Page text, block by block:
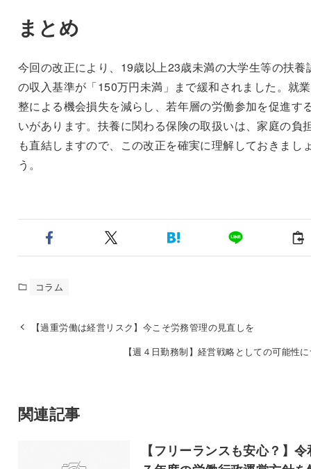
まとめ
今回の改正により、19歳以上23歳未満の大学生等の扶養
の収入基準が「150万円未満」まで緩和されました。就
整による機会損失を減らし、若年層の労働参加を促進す
いがあります。扶養に関わる保険の取扱いは、家庭の負
も直結しますので、この改正を確実に理解しておきまし
う。
コラム
【過重労働は経営リスク】今こそ労務管理の見直しを
【週４日勤務制】経営戦略としての可能性
関連記事
【フリーランスも安心？】令